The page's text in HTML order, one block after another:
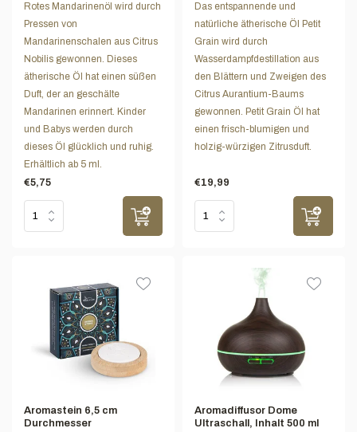
Rotes Mandarinenöl wird durch
Pressen von
Mandarinenschalen aus Citrus
Nobilis gewonnen. Dieses
ätherische Öl hat einen süßen
Duft, der an geschälte
Mandarinen erinnert. Kinder
und Babys werden durch
dieses Öl glücklich und ruhig.
Erhältlich ab 5 ml.
€5,75
Das entspannende und
natürliche ätherische Öl Petit
Grain wird durch
Wasserdampfdestillation aus
den Blättern und Zweigen des
Citrus Aurantium-Baums
gewonnen. Petit Grain Öl hat
einen frisch-blumigen und
holzig-würzigen Zitrusduft.
€19,99
Aromastein 6,5 cm
Durchmesser
Aromadiffusor Dome
Ultraschall, Inhalt 500 ml